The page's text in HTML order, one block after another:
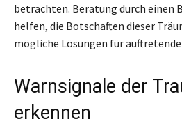
betrachten. Beratung durch einen
helfen, die Botschaften dieser
mögliche Lösungen für
Warnsignale der
erkennen